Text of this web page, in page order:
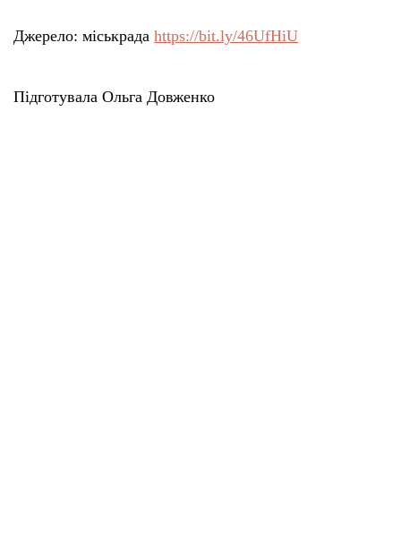
Джерело: міськрада https://bit.ly/46UfHiU
Підготувала Ольга Довженко